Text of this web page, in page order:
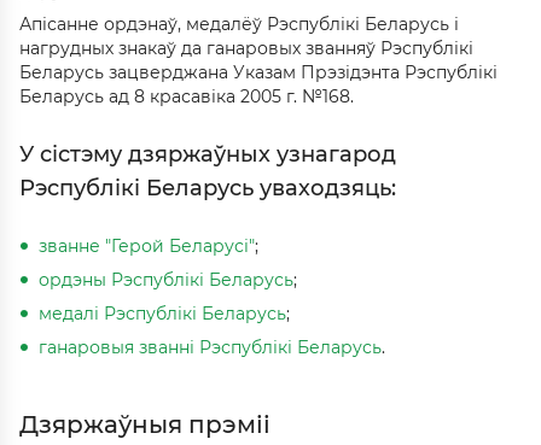
Апісанне ордэнаў, медалёў Рэспублікі Беларусь і
нагрудных знакаў да ганаровых званняў Рэспублікі
Беларусь зацверджана Указам Прэзідэнта Рэспублікі
Беларусь ад 8 красавіка 2005 г. №168.
У сістэму дзяржаўных узнагарод
Рэспублікі Беларусь уваходзяць:
званне "Герой Беларусі";
ордэны Рэспублікі Беларусь;
медалі Рэспублікі Беларусь;
ганаровыя званні Рэспублікі Беларусь.
Дзяржаўныя прэміі